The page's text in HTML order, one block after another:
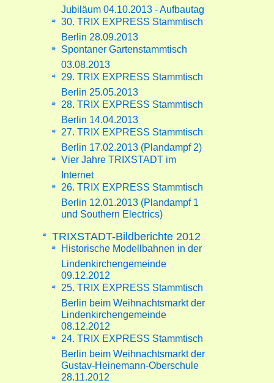
Jubiläum 04.10.2013 - Aufbautag
30. TRIX EXPRESS Stammtisch
Berlin 28.09.2013
Spontaner Gartenstammtisch
03.08.2013
29. TRIX EXPRESS Stammtisch
Berlin 25.05.2013
28. TRIX EXPRESS Stammtisch
Berlin 14.04.2013
27. TRIX EXPRESS Stammtisch
Berlin 17.02.2013 (Plandampf 2)
Vier Jahre TRIXSTADT im
Internet
26. TRIX EXPRESS Stammtisch
Berlin 12.01.2013 (Plandampf 1
und Southern Electrics)
TRIXSTADT-Bildberichte 2012
Historische Modellbahnen in der
Lindenkirchengemeinde
09.12.2012
25. TRIX EXPRESS Stammtisch
Berlin beim Weihnachtsmarkt der
Lindenkirchengemeinde
08.12.2012
24. TRIX EXPRESS Stammtisch
Berlin beim Weihnachtsmarkt der
Gustav-Heinemann-Oberschule
28.11.2012